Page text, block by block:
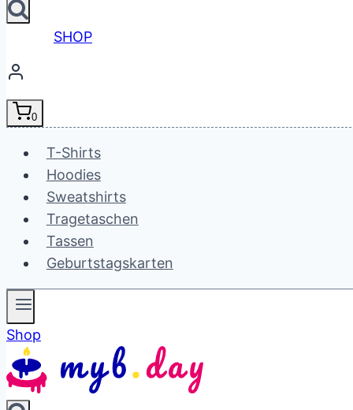
SHOP
0
T-Shirts
Hoodies
Sweatshirts
Tragetaschen
Tassen
Geburtstagskarten
Shop